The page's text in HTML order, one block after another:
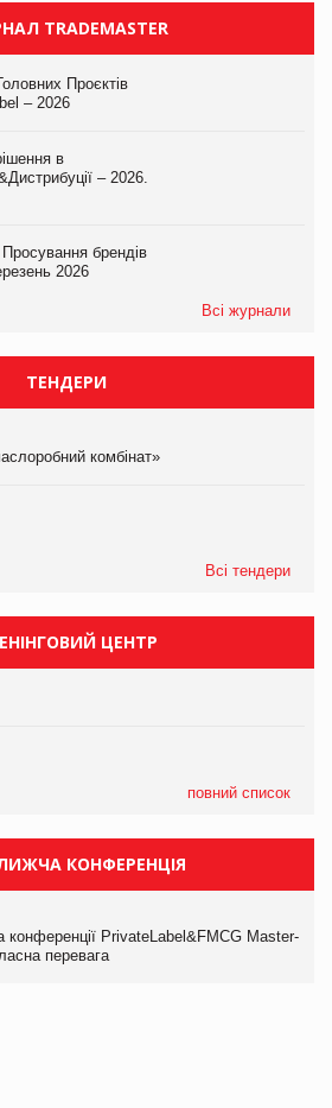
TRADEMASTER
Проєктів
– 2026
в
– 2026.
брендів
2026
Всі журнали
ТЕНДЕРИ
комбінат»
Всі тендери
ЦЕНТР
повний список
КОНФЕРЕНЦІЯ
конференції PrivateLabel&FMCG Master-
перевага